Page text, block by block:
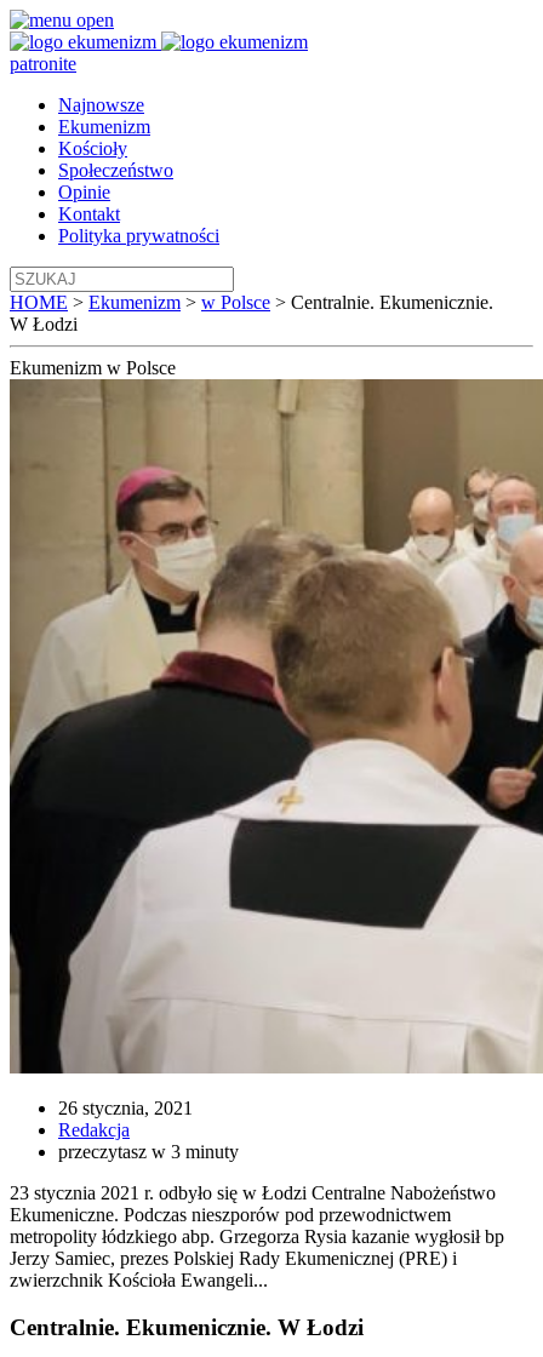
patronite
Najnowsze
Ekumenizm
Kościoły
Społeczeństwo
Opinie
Kontakt
Polityka prywatności
HOME > Ekumenizm > w Polsce > Centralnie. Ekumenicznie.
W Łodzi
Ekumenizm w Polsce
26 stycznia, 2021
Redakcja
przeczytasz w 3 minuty
23 stycznia 2021 r. odbyło się w Łodzi Centralne Nabożeństwo
Ekumeniczne. Podczas nieszporów pod przewodnictwem
metropolity łódzkiego abp. Grzegorza Rysia kazanie wygłosił bp
Jerzy Samiec, prezes Polskiej Rady Ekumenicznej (PRE) i
zwierzchnik Kościoła Ewangeli...
Centralnie. Ekumenicznie. W Łodzi